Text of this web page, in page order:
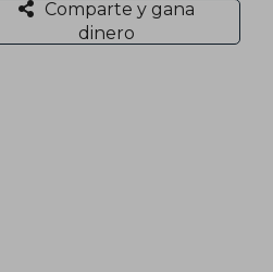
Comparte y gana
dinero